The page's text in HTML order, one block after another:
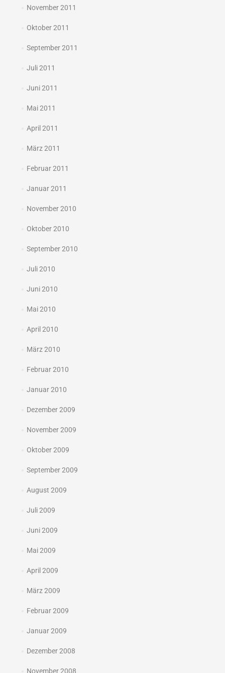
November 2011
Oktober 2011
September 2011
Juli 2011
Juni 2011
Mai 2011
April 2011
März 2011
Februar 2011
Januar 2011
November 2010
Oktober 2010
September 2010
Juli 2010
Juni 2010
Mai 2010
April 2010
März 2010
Februar 2010
Januar 2010
Dezember 2009
November 2009
Oktober 2009
September 2009
August 2009
Juli 2009
Juni 2009
Mai 2009
April 2009
März 2009
Februar 2009
Januar 2009
Dezember 2008
November 2008